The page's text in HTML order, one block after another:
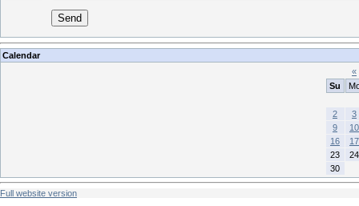
Send
Calendar
«
Su
2
3
9
10
16
17
23
24
30
Full website version